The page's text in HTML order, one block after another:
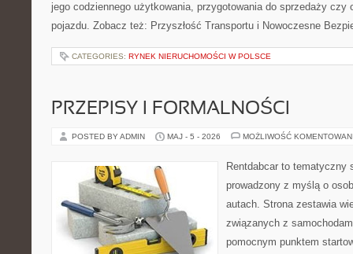
jego codziennego użytkowania, przygotowania do sprzedaży czy
pojazdu. Zobacz też: Przyszłość Transportu i Nowoczesne
CATEGORIES: RYNEK NIERUCHOMOŚCI W POLSCE
PRZEPISY I FORMALNOŚCI
POSTED BY ADMIN MAJ - 5 - 2026 MOŻLIWOŚĆ
Rentdabcar to tematyczny
prowadzony z myślą o
autach. Strona zestawia
związanych z
pomocnym punktem